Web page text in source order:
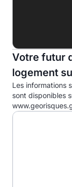
C
D
E
F
Votre futur
logement
Les informations
sont disponibles